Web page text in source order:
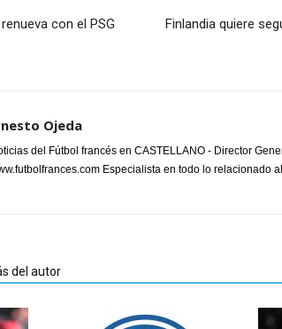
con el PSG
Finlandia quiere
Ojeda
del Fútbol francés en CASTELLANO - Director
Especialista en todo lo relacionado
del autor